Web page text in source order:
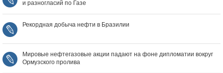
и разногласий по Газе
Рекордная добыча нефти в Бразилии
Мировые нефтегазовые акции падают на фоне дипломатии вокруг
Ормузского пролива